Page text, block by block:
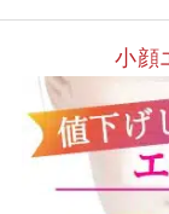
小顔